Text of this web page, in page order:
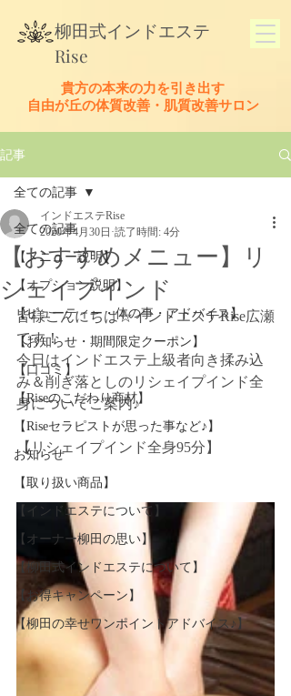
貴方の本来の力を引き出す
​自由が丘の体質改善・肌質改善サロン
​柳田式インドエステ
Rise
記事
全ての記事
【メニュー説明】
【オプション説明】
【ビューティー・体の事・アドバイス】
【お知らせ・期間限定クーポン】
【口コミ】
【Riseのこだわり商材】
【Riseセラピストが思った事など♪】
お知らせ
【取り扱い商品】
【インドエステについて】
【オーナー柳田の思い】
【柳田式インドエステについて】
【お得キャンペーン】
【柳田の幸せワンポイントアドバイス♪】
全ての記事
【おすすめメニュー】リ
シェイプインド
インドエステRise
2020年4月30日 読了時間: 4分
皆様こんにちは☆インドエステRise広瀬
です！
今日はインドエステ上級者向き揉み込
み＆削ぎ落としのリシェイプインド全
身についてご案内♪
【リシェイプインド全身95分】